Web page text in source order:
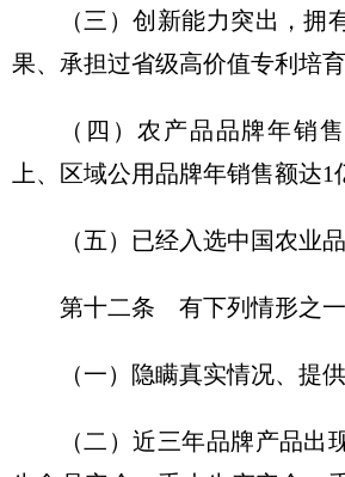
（三）创新能力突出，拥
果、承担过省级高价值专利培
（四）农产品品牌年销
上、区域公用品牌年销售额达1
（五）已经入选中国农业
第十二条 有下列情形之一
（一）隐瞒真实情况、提
（二）近三年品牌产品出